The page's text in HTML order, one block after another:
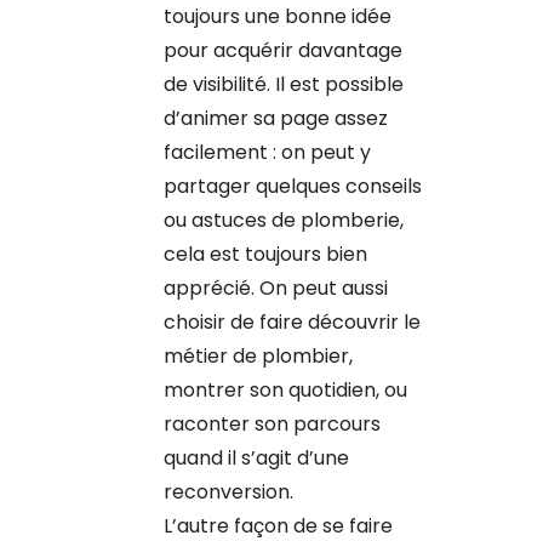
toujours une bonne idée
pour acquérir davantage
de visibilité. Il est possible
d’animer sa page assez
facilement : on peut y
partager quelques conseils
ou astuces de plomberie,
cela est toujours bien
apprécié. On peut aussi
choisir de faire découvrir le
métier de plombier,
montrer son quotidien, ou
raconter son parcours
quand il s’agit d’une
reconversion.
L’autre façon de se faire